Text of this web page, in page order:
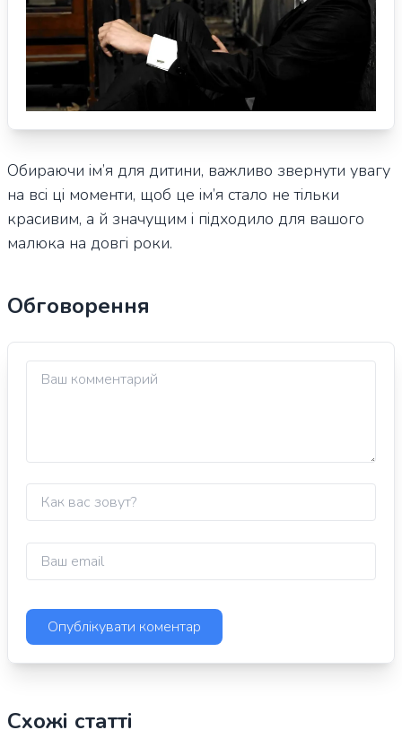
Обираючи ім’я для дитини, важливо звернути увагу
на всі ці моменти, щоб це ім’я стало не тільки
красивим, а й значущим і підходило для вашого
малюка на довгі роки.
Обговорення
Схожі статті